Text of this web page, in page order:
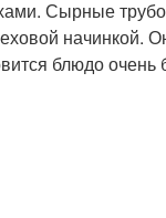
Сырные
начинкой.
блюдо